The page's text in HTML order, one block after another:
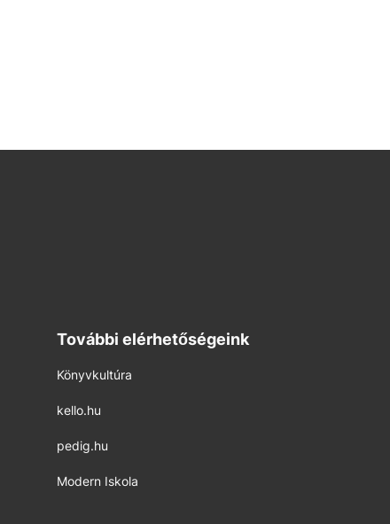
További elérhetőségeink
Könyvkultúra
kello.hu
pedig.hu
Modern Iskola